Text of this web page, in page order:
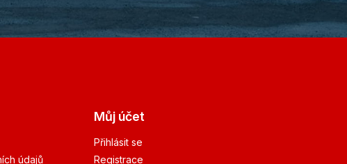
údajů
Můj účet
Přihlásit se
Registrace